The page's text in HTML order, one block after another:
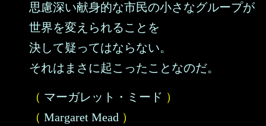
思慮深い献身的な市民の小さなグループが
世界を変えられることを
決して疑ってはならない。
それはまさに起こったことなのだ。
（ マーガレット・ミード ）
（ Margaret Mead ）